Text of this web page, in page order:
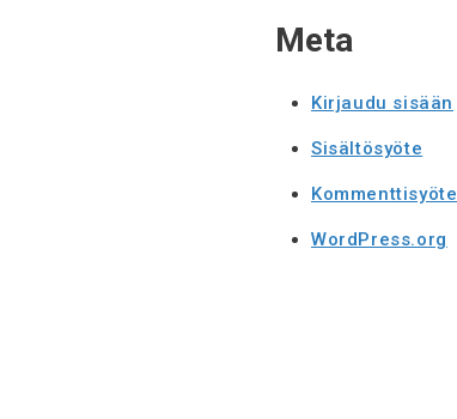
Meta
Kirjaudu sisään
Sisältösyöte
Kommenttisyöte
WordPress.org